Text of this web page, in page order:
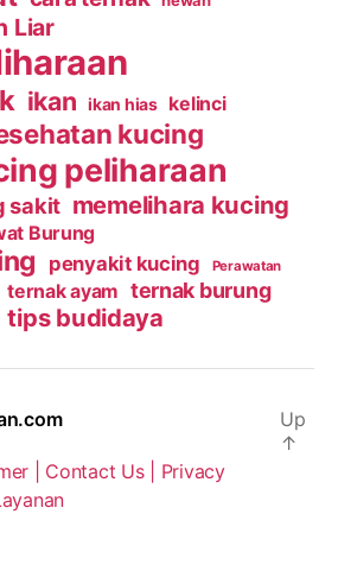
Liar
ikan ikan hias kelinci
kucing
peliharaan
sakit memelihara kucing
Burung
penyakit kucing Perawatan
ternak ayam ternak burung
tips budidaya
| Contact Us | Privacy
Up
↑